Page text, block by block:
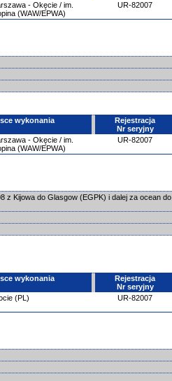
- Okęcie / im.
(WAW/EPWA)
UR-82007
wykonania
Rejestracja
Nr seryjny
- Okęcie / im.
(WAW/EPWA)
UR-82007
z Kijowa do Glasgow (EGPK) i dalej za ocean do
wykonania
Rejestracja
Nr seryjny
(PL) UR-82007